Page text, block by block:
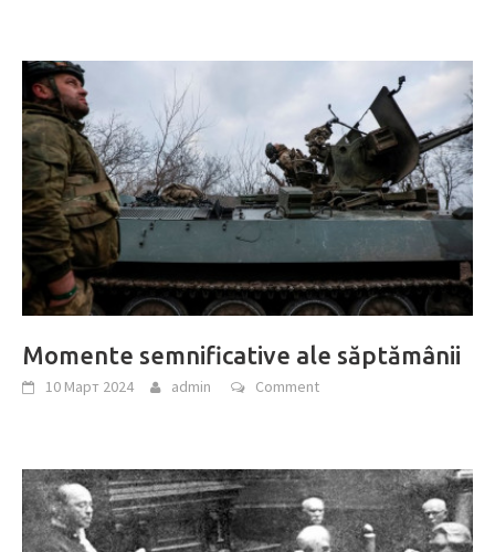
Momente semnificative ale săptămânii
10 Март 2024 admin Comment